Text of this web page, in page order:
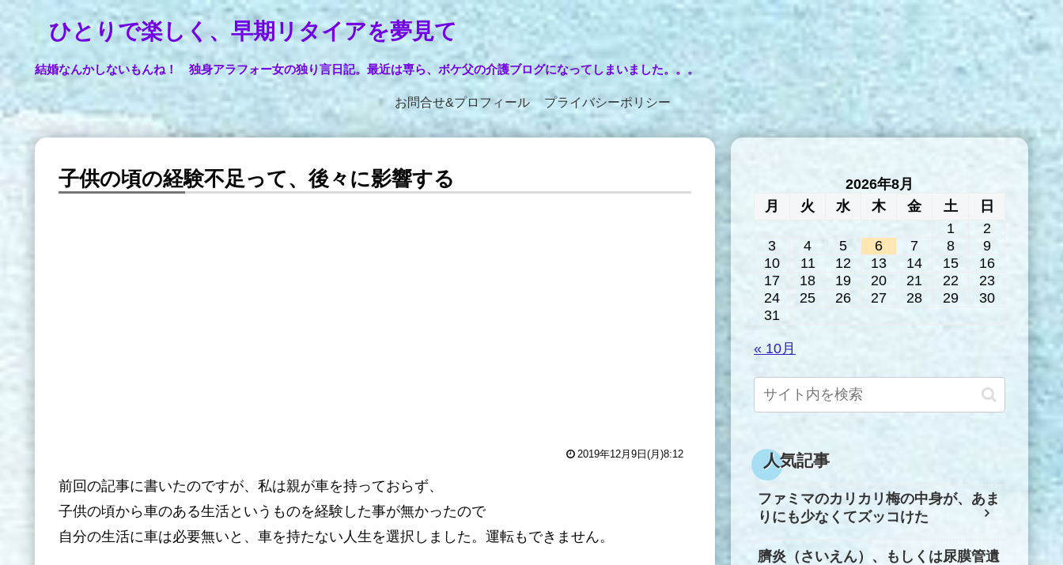
ひとりで楽しく、早期リタイアを夢見て
結婚なんかしないもんね！ 独身アラフォー女の独り言日記。最近は専ら、ボケ父の介護ブログになってしまいました。。。
お問合せ&プロフィールプライバシーポリシー
子供の頃の経験不足って、後々に影響する
2019年12月9日(月)8:12
前回の記事に書いたのですが、私は親が車を持っておらず、
子供の頃から車のある生活というものを経験した事が無かったので
自分の生活に車は必要無いと、車を持たない人生を選択しました。運転もできません。
2026年8月
月
火 水 木 金 土
日
1
2
3
4 5 6 7 8
9
10
11 12 13 14 15
16
17
18 19 20 21 22
23
24
25 26 27 28 29
30
31
« 10月
人気記事
ファミマのカリカリ梅の中身が、あま
りにも少なくてズッコけた
臍炎（さいえん）、もしくは尿膜管遺